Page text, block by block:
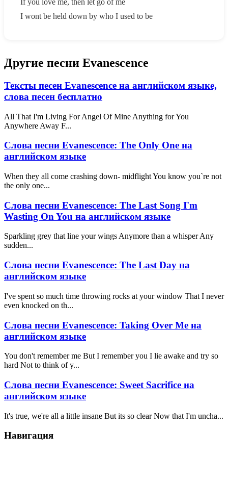
If you love me, then let go of me
I wont be held down by who I used to be
Другие песни Evanescence
Тексты песен Evanescence на английском языке,
слова песен бесплатно
All That I'm Living For Angel Of Mine Anything for You
Anywhere Away F...
Слова песни Evanescence: The Only One на
английском языке
When they all come crashing down- midflight You know you`re not
the only one...
Слова песни Evanescence: The Last Song I'm
Wasting On You на английском языке
Sparkling grey that line your wings Anymore than a whisper Any
sudden...
Слова песни Evanescence: The Last Day на
английском языке
I've spent so much time throwing rocks at your window That I never
even knocked on th...
Слова песни Evanescence: Taking Over Me на
английском языке
You don't remember me But I remember you I lie awake and try so
hard Not to think of y...
Слова песни Evanescence: Sweet Sacrifice на
английском языке
It's true, we're all a little insane But its so clear Now that I'm uncha...
Навигация